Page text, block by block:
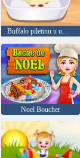
Buffalo piletinu u umaku
Noel Boucher